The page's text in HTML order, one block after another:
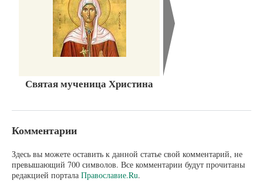
Святая мученица Христина
Комментарии
Здесь вы можете оставить к данной статье свой комментарий, не
превышающий 700 символов. Все комментарии будут прочитаны
редакцией портала Православие.Ru.